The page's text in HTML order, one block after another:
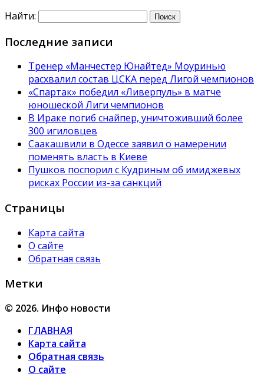
Найти:
Последние записи
Тренер «Манчестер Юнайтед» Моуринью
расхвалил состав ЦСКА перед Лигой чемпионов
«Спартак» победил «Ливерпуль» в матче
юношеской Лиги чемпионов
В Ираке погиб снайпер, уничтоживший более
300 игиловцев
Саакашвили в Одессе заявил о намерении
поменять власть в Киеве
Пушков поспорил с Кудриным об имиджевых
рисках России из-за санкций
Страницы
Карта сайта
О сайте
Обратная связь
Метки
© 2026. Инфо новости
ГЛАВНАЯ
Карта сайта
Обратная связь
О сайте